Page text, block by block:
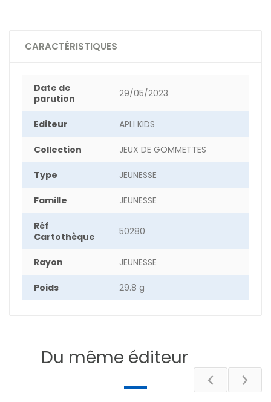
CARACTÉRISTIQUES
Date de
parution
29/05/2023
Editeur APLI KIDS
Collection JEUX DE GOMMETTES
Type JEUNESSE
Famille JEUNESSE
Réf
Cartothèque
50280
Rayon JEUNESSE
Poids 29.8 g
Du même éditeur